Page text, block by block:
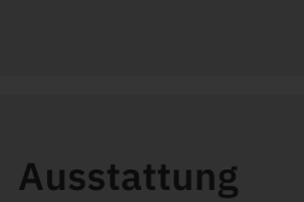
Ausstattung